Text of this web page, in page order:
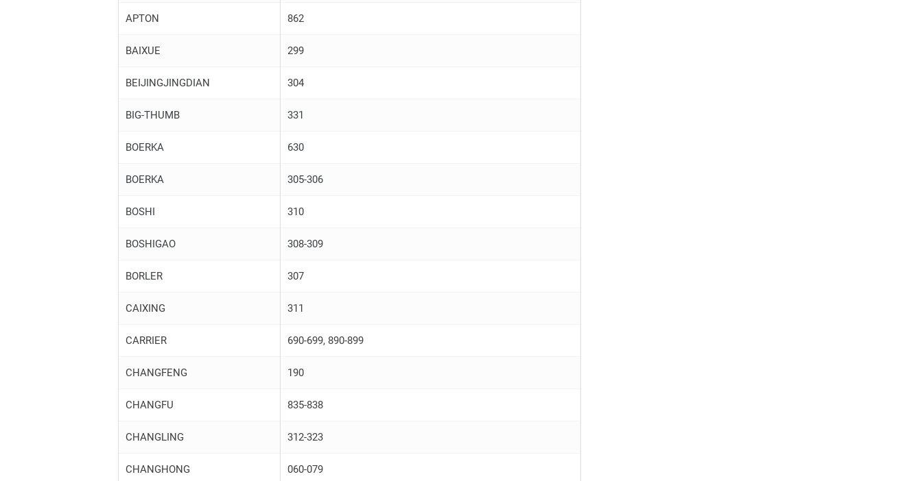
APTON 862
BAIXUE 299
BEIJINGJINGDIAN 304
BIG-THUMB 331
BOERKA 630
BOERKA 305-306
BOSHI 310
BOSHIGAO 308-309
BORLER 307
CAIXING 311
CARRIER 690-699, 890-899
CHANGFENG 190
CHANGFU 835-838
CHANGLING 312-323
CHANGHONG 060-079